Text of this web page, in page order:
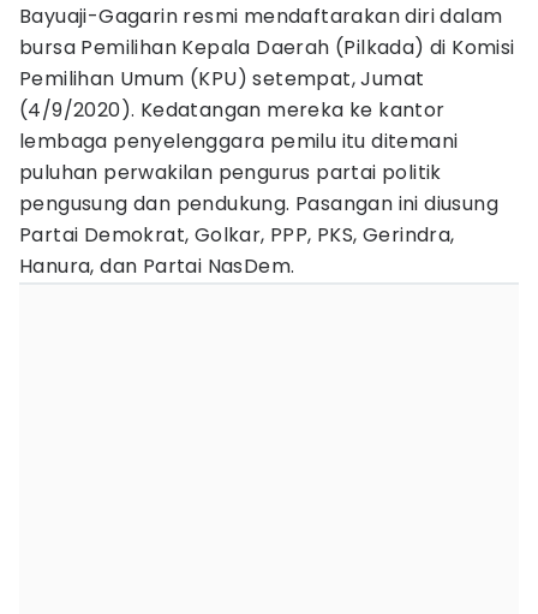
Bayuaji-Gagarin resmi mendaftarakan diri dalam
bursa Pemilihan Kepala Daerah (Pilkada) di Komisi
Pemilihan Umum (KPU) setempat, Jumat
(4/9/2020). Kedatangan mereka ke kantor
lembaga penyelenggara pemilu itu ditemani
puluhan perwakilan pengurus partai politik
pengusung dan pendukung. Pasangan ini diusung
Partai Demokrat, Golkar, PPP, PKS, Gerindra,
Hanura, dan Partai NasDem.